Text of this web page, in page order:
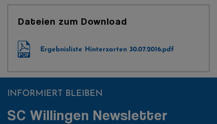
Dateien zum Download
Ergebnisliste Hinterzarten 30.07.2016.pdf
INFORMIERT BLEIBEN
SC Willingen Newsletter